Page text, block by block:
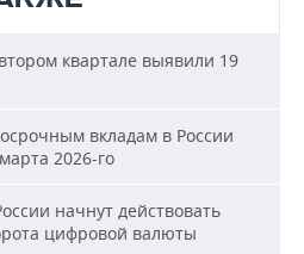
квартале выявили 19
вкладам в России
2026-го
начнут действовать
цифровой валюты